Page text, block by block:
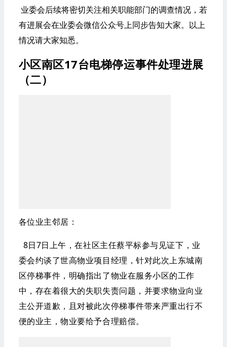
业委会后续将密切关注相关职能部门的调查情况，若
有进展会在业委会微信公众号上同步告知大家。以上
情况请大家知悉。
小区南区17台电梯停运事件处理进展
（二）
各位业主邻居：
8日7日上午，在社区主任蔡平标参与见证下，业
委会约谈了世高物业项目经理，针对此次上东城南
区停梯事件，明确指出了物业在服务小区的工作
中，存在着很大的失职失责问题，并要求物业向业
主公开道歉，且对被此次停梯事件带来严重出行不
便的业主，物业要给予合理赔偿。